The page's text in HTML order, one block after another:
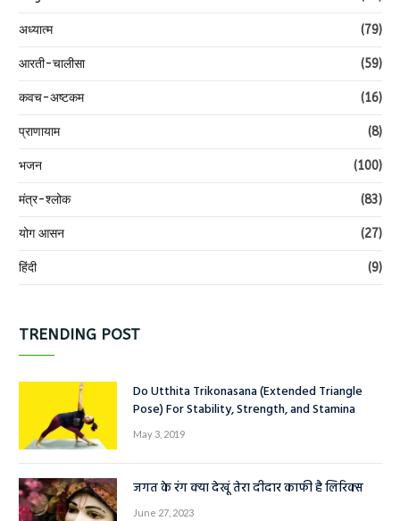
अध्यात्म (79)
आरती-चालीसा (59)
कवच-अष्टकम (16)
प्राणायाम (8)
भजन (100)
मंत्र-श्लोक (83)
योग आसन (27)
हिंदी (9)
TRENDING POST
Do Utthita Trikonasana (Extended Triangle
Pose) For Stability, Strength, and Stamina
May 3, 2019
जगत के रंग क्या देखूं तेरा दीदार काफी है लिरिक्स
June 27, 2023